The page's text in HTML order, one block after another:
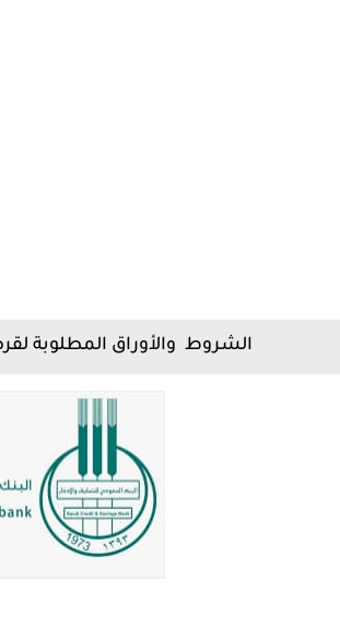
الشروط والأوراق المطلوبة